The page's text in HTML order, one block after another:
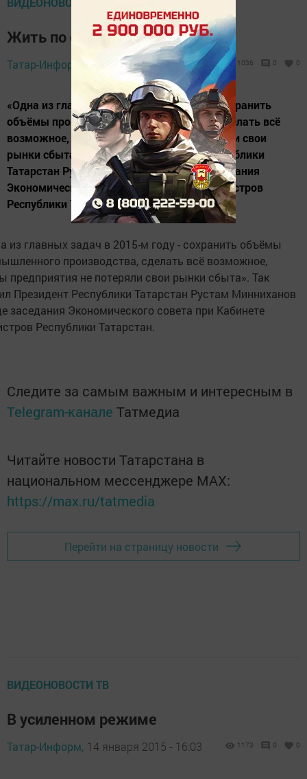
Жить по средствам
Татар-Информ, 14 января 2015 - 16:04 1036 0 0
«Одна из главных задач в 2015-м году - сохранить
объёмы промышленного производства, сделать всё
возможное, чтобы предприятия не потеряли свои
рынки сбыта». Так заявил Президент Республики
Татарстан Рустам Минниханов в ходе заседания
Экономического совета при Кабинете Министров
Республики Татарстан.
из главных задач в 2015-м году - сохранить объёмы
производства, сделать всё возможное,
предприятия не потеряли свои рынки сбыта». Так
Президент Республики Татарстан Рустам Минниханов
заседания Экономического совета при Кабинете
Республики Татарстан.
Следите за самым важным и интересным в
Telegram-канале Татмедиа
Читайте новости Татарстана в
национальном мессенджере MАХ:
https://max.ru/tatmedia
Перейти на страницу новости
ВИДЕОНОВОСТИ ТВ
В усиленном режиме
Татар-Информ, 14 января 2015 - 16:03 1173 0 0